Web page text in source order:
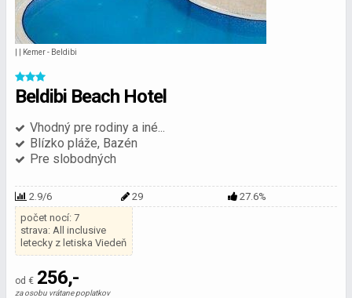
| | Kemer - Beldibi
Beldibi Beach Hotel
Vhodný pre rodiny a iné...
Blízko pláže, Bazén
Pre slobodných
2.9/6 29
27.6%
počet nocí: 7
strava: All inclusive
letecky z letiska Viedeň
od € 256,-
za osobu vrátane poplatkov